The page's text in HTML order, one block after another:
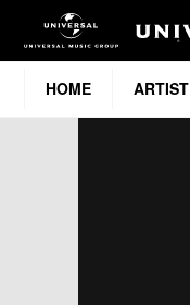
HOME ARTIST